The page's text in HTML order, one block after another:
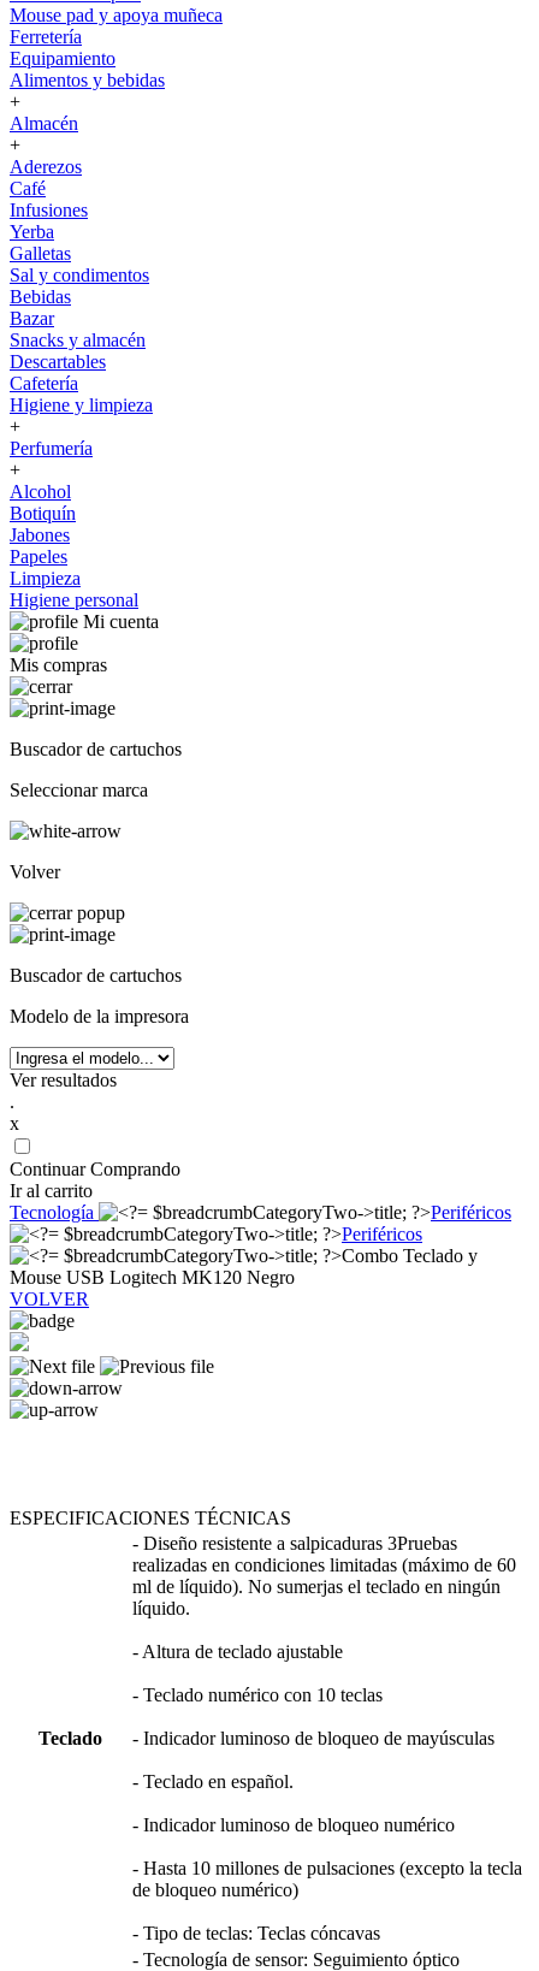
Mouse pad y apoya muñeca
Ferretería
Equipamiento
Alimentos y bebidas
+
Almacén
+
Aderezos
Café
Infusiones
Yerba
Galletas
Sal y condimentos
Bebidas
Bazar
Snacks y almacén
Descartables
Cafetería
Higiene y limpieza
+
Perfumería
+
Alcohol
Botiquín
Jabones
Papeles
Limpieza
Higiene personal
Mi cuenta
Mis compras
Buscador de cartuchos
Seleccionar marca
Volver
Buscador de cartuchos
Modelo de la impresora
Ver resultados
.
x
Continuar Comprando
Ir al carrito
Tecnología
Periféricos
Periféricos
Combo Teclado y
Mouse USB Logitech MK120 Negro
VOLVER
ESPECIFICACIONES TÉCNICAS
Teclado
- Diseño resistente a salpicaduras 3Pruebas
realizadas en condiciones limitadas (máximo de 60
ml de líquido). No sumerjas el teclado en ningún
líquido.
- Altura de teclado ajustable
- Teclado numérico con 10 teclas
- Indicador luminoso de bloqueo de mayúsculas
- Teclado en español.
- Indicador luminoso de bloqueo numérico
- Hasta 10 millones de pulsaciones (excepto la tecla
de bloqueo numérico)
- Tipo de teclas: Teclas cóncavas
- Tecnología de sensor: Seguimiento óptico